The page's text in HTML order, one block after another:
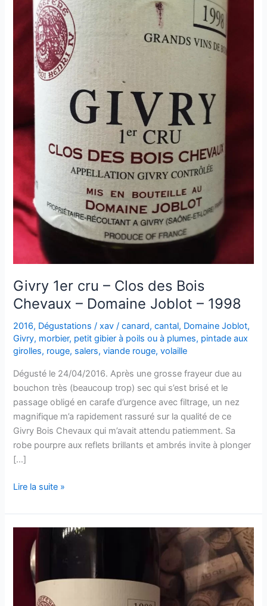
Givry 1er cru – Clos des Bois
Chevaux – Domaine Joblot – 1998
2016, Dégustations /xav/canard,cantal, Domaine Joblot,
Givry, morbier, petit gibier à poils ou à plumes, pintade aux
girolles, rouge, salers,viande rouge,volaille
Dégusté le 24/04/2016. Après une grosse frayeur due au
bouchon très (beaucoup trop) sec qui s’est brisé et le
passage obligé en carafe d’urgence avec filtrage, un nez
magnifique m’a rapidement rassuré sur la qualité de ce
Givry Bois Chevaux qui m’avait attendu patiemment. Sa
robe pourpre aux reflets brillants et ambrés invite à plonger
[…]
Givry
cru
–
Chevaux
Lire la suite »